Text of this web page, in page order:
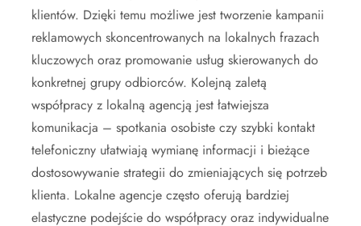
klientów. Dzięki temu możliwe jest tworzenie kampanii
reklamowych skoncentrowanych na lokalnych frazach
kluczowych oraz promowanie usług skierowanych do
konkretnej grupy odbiorców. Kolejną zaletą
współpracy z lokalną agencją jest łatwiejsza
komunikacja – spotkania osobiste czy szybki kontakt
telefoniczny ułatwiają wymianę informacji i bieżące
dostosowywanie strategii do zmieniających się potrzeb
klienta. Lokalne agencje często oferują bardziej
elastyczne podejście do współpracy oraz indywidualne